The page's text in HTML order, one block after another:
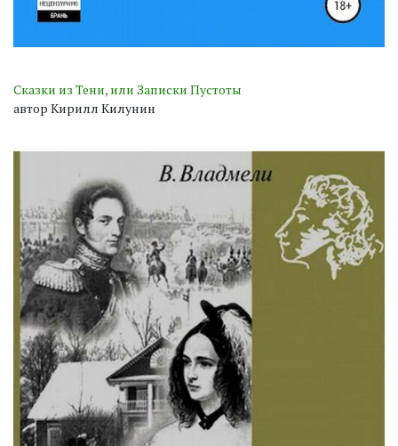
Сказки из Тени, или Записки Пустоты
автор Кирилл Килунин